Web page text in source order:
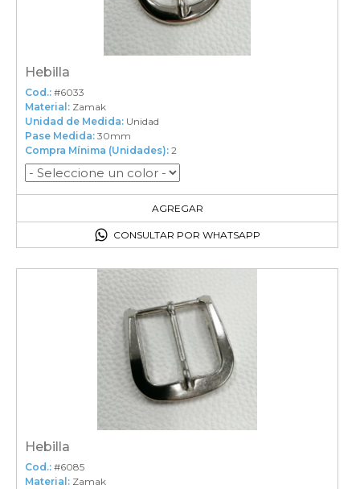
Hebilla
Cod.: #6033
Material: Zamak
Unidad de Medida: Unidad
Pase Medida: 30mm
Compra Mínima (Unidades): 2
AGREGAR
2en el carrito
CONSULTAR POR WHATSAPP
Hebilla
Cod.: #6085
Material: Zamak